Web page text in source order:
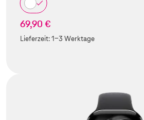
69,90 €
Lieferzeit:1-3 Werktage